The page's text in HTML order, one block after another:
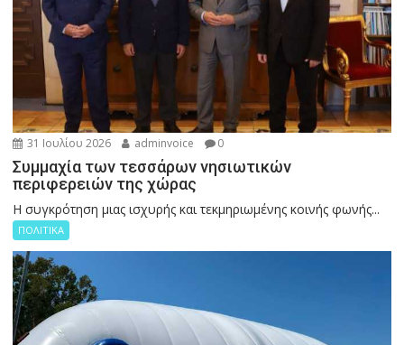
31 Ιουλίου 2026 adminvoice 0
Συμμαχία των τεσσάρων νησιωτικών
περιφερειών της χώρας
Η συγκρότηση μιας ισχυρής και τεκμηριωμένης κοινής φωνής...
ΠΟΛΙΤΙΚΑ